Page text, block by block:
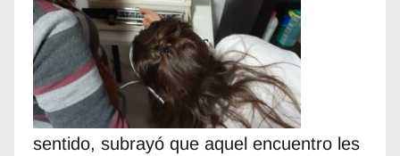
sentido, subrayó que aquel encuentro les